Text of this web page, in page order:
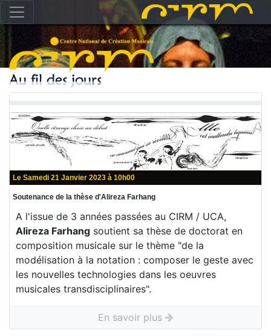
Le Samedi 21 Janvier 2023 à 10h00
Soutenance de la thèse d'Alireza Farhang
A l'issue de 3 années passées au CIRM / UCA,
Alireza Farhang soutient sa thèse de doctorat en
composition musicale sur le thème "de la
modélisation à la notation : composer le geste avec
les nouvelles technologies dans les oeuvres
musicales transdisciplinaires".
En savoir plus